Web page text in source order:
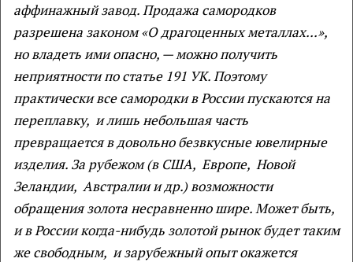
аффинажный завод. Продажа самородков
разрешена законом «О драгоценных металлах...»,
но владеть ими опасно, — можно получить
неприятности по статье 191 УК. Поэтому
практически все самородки в России пускаются на
переплавку, и лишь небольшая часть
превращается в довольно безвкусные ювелирные
изделия. За рубежом (в США, Европе, Новой
Зеландии, Австралии и др.) возможности
обращения золота несравненно шире. Может быть,
и в России когда-нибудь золотой рынок будет таким
же свободным, и зарубежный опыт окажется